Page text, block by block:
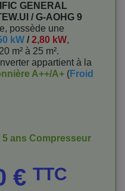
GENERAL
/ G-AOHG 9
possède une
kW / 2,80 kW,
m² à 25 m².
appartient à la
A++/A+ (Froid
5 ans Compresseur
€ TTC